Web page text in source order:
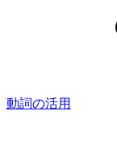
動詞の活用